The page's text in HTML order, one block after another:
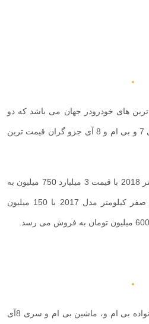
ترین های خودرودر جهان می باشد که دو
مدل از این خودور بی ام و سری 7 و بی ام و 8 آی جزو گران قیمت ترین
خودرو بی ام سری7 صفر کیلومتر 2018 با قیمت 3 میلیارد 750 میلیون به
فروش میرسد که همین خودرو صفر کیلومتر مدل 2017 با 150 میلیون
یکی دیگر از خودروهای گران خانواده بی ام و، ماشین بی ام و سری 8آی